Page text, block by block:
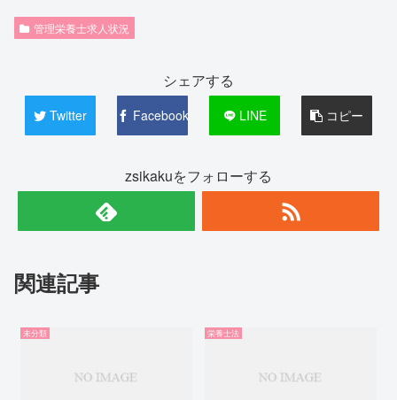
管理栄養士求人状況
シェアする
Twitter Facebook LINE コピー
zsikakuをフォローする
関連記事
未分類 栄養士法